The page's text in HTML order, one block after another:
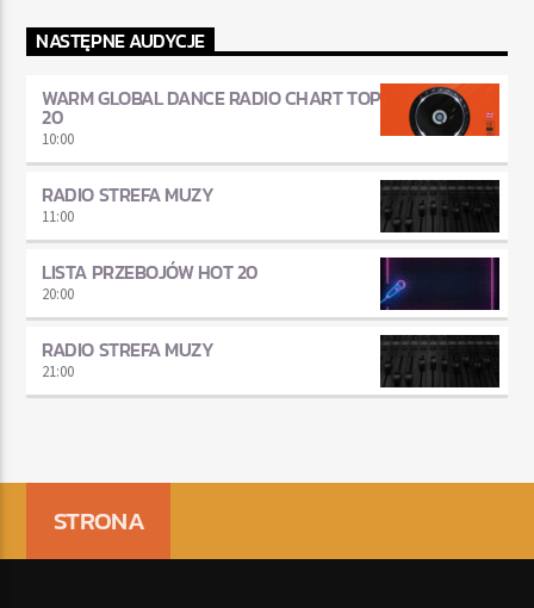
NASTĘPNE AUDYCJE
WARM GLOBAL DANCE RADIO CHART TOP
20
10:00
RADIO STREFA MUZY
11:00
LISTA PRZEBOJÓW HOT 20
20:00
RADIO STREFA MUZY
21:00
STRONA